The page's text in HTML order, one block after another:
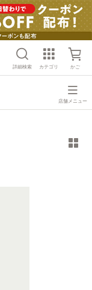
詳細検索 カテゴリ かご
店舗メニュー